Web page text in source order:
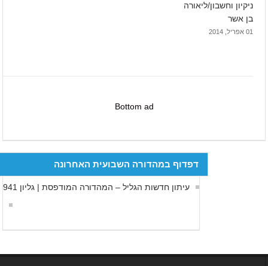
ניקיון וחשבון/ליאורה
בן אשר
01 אפריל, 2014
Bottom ad
דפדוף במהדורה השבועית האחרונה
עיתון חדשות הגליל – המהדורה המודפסת | גליון 941